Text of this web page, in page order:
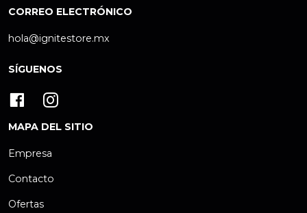
CORREO ELECTRÓNICO
hola@ignitestore.mx
SÍGUENOS
MAPA DEL SITIO
Empresa
Contacto
Ofertas